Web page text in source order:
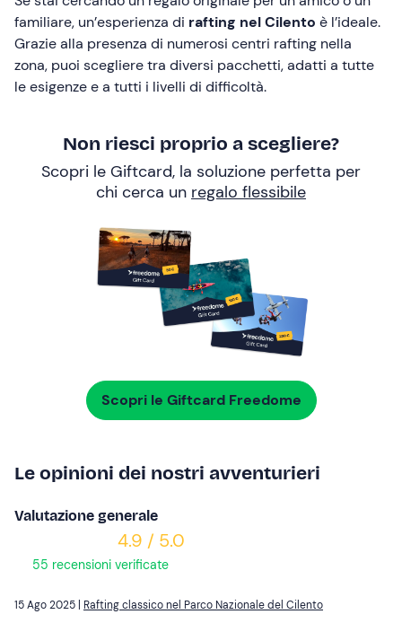
familiare, un’esperienza di rafting nel Cilento è l’ideale.
Grazie alla presenza di numerosi centri rafting nella
zona, puoi scegliere tra diversi pacchetti, adatti a tutte
le esigenze e a tutti i livelli di difficoltà.
Non riesci proprio a scegliere?
Scopri le Giftcard, la soluzione perfetta per
chi cerca un regalo flessibile
Scopri le Giftcard Freedome
Le opinioni dei nostri avventurieri
Valutazione generale
4.9 / 5.0
55 recensioni verificate
15 Ago 2025 | Rafting classico nel Parco Nazionale del Cilento